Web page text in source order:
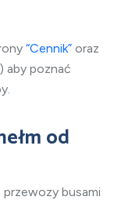
“Cennik” oraz
aby poznać
od
busami